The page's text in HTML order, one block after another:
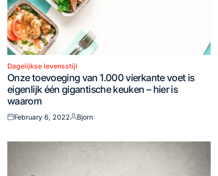
Posted
in
Dagelijkse levensstijl
Onze toevoeging van 1.000 vierkante voet is
eigenlijk één gigantische keuken – hier is
waarom
Posted
February 6, 2022
Posted
Bjorn